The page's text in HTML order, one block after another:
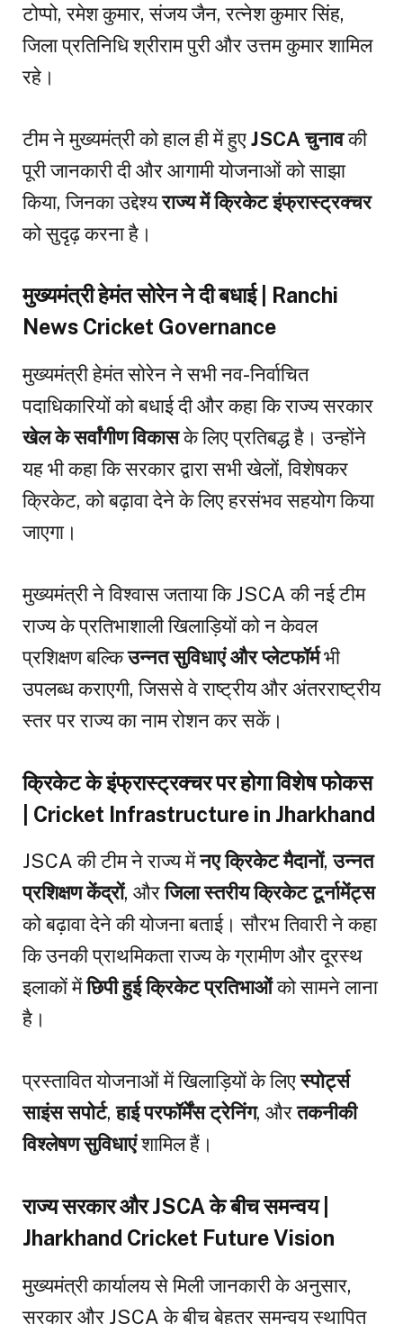
टोप्पो, रमेश कुमार, संजय जैन, रत्नेश कुमार सिंह,
जिला प्रतिनिधि श्रीराम पुरी और उत्तम कुमार शामिल
रहे।
टीम ने मुख्यमंत्री को हाल ही में हुएJSCA चुनावकी
पूरी जानकारी दी और आगामी योजनाओं को साझा
किया, जिनका उद्देश्यराज्य में क्रिकेट इंफ्रास्ट्रक्चर
को सुदृढ़ करना है।
मुख्यमंत्री हेमंत सोरेन ने दी बधाई | Ranchi
News Cricket Governance
मुख्यमंत्री हेमंत सोरेन ने सभी नव-निर्वाचित
पदाधिकारियों को बधाई दी और कहा कि राज्य सरकार
खेल के सर्वांगीण विकासके लिए प्रतिबद्ध है। उन्होंने
यह भी कहा कि सरकार द्वारा सभी खेलों, विशेषकर
क्रिकेट, को बढ़ावा देने के लिए हरसंभव सहयोग किया
जाएगा।
मुख्यमंत्री ने विश्वास जताया कि JSCA की नई टीम
राज्य के प्रतिभाशाली खिलाड़ियों को न केवल
प्रशिक्षण बल्किउन्नत सुविधाएं और प्लेटफॉर्मभी
उपलब्ध कराएगी, जिससे वे राष्ट्रीय और अंतरराष्ट्रीय
स्तर पर राज्य का नाम रोशन कर सकें।
क्रिकेट के इंफ्रास्ट्रक्चर पर होगा विशेष फोकस
| Cricket Infrastructure in Jharkhand
JSCA की टीम ने राज्य मेंनए क्रिकेट मैदानों,उन्नत
प्रशिक्षण केंद्रों, औरजिला स्तरीय क्रिकेट टूर्नामेंट्स
को बढ़ावा देने की योजना बताई। सौरभ तिवारी ने कहा
कि उनकी प्राथमिकता राज्य के ग्रामीण और दूरस्थ
इलाकों मेंछिपी हुई क्रिकेट प्रतिभाओंको सामने लाना
है।
प्रस्तावित योजनाओं में खिलाड़ियों के लिएस्पोर्ट्स
साइंस सपोर्ट,हाई परफॉर्मेंस ट्रेनिंग, औरतकनीकी
विश्लेषण सुविधाएंशामिल हैं।
राज्य सरकार और JSCA के बीच समन्वय |
Jharkhand Cricket Future Vision
मुख्यमंत्री कार्यालय से मिली जानकारी के अनुसार,
सरकार और JSCA के बीच बेहतर समन्वय स्थापित